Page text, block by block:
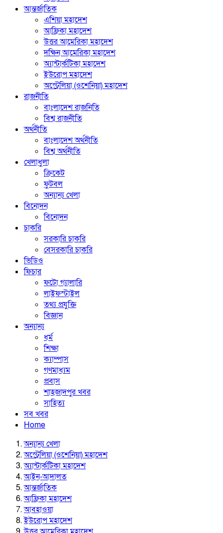
আন্তর্জাতিক
এশিয়া মহাদেশ
আফ্রিকা মহাদেশ
উত্তর আমেরিকা মহাদেশ
দক্ষিন আমেরিকা মহাদেশ
অ্যান্টার্কটিকা মহাদেশ
ইউরোপ মহাদেশ
অস্ট্রেলিয়া (ওশেনিয়া) মহাদেশ
রাজনীতি
বাংলাদেশ রাজনিতি
বিশ্ব রাজনীতি
অর্থনীতি
বাংলাদেশ অর্থনীতি
বিশ্ব অর্থনীতি
খেলাধুলা
ক্রিকেট
ফুটবল
অন্যান্য খেলা
বিনোদন
বিনোদন
চাকরি
সরকারি চাকরি
বেসরকারি চাকরি
ভিডিও
ফিচার
ফটো গ্যালারি
লাইফস্টাইল
তথ্য প্রযুক্তি
বিজ্ঞান
অন্যান্য
ধর্ম
শিক্ষা
ক্যাম্পাস
গণমাধ্যম
প্রবাস
শাহজাদপুর খবর
সাহিত্য
সব খবর
Home
অন্যান্য খেলা
অস্ট্রেলিয়া (ওশেনিয়া) মহাদেশ
অ্যান্টার্কটিকা মহাদেশ
আইন-আদালত
আন্তর্জাতিক
আফ্রিকা মহাদেশ
আবহাওয়া
ইউরোপ মহাদেশ